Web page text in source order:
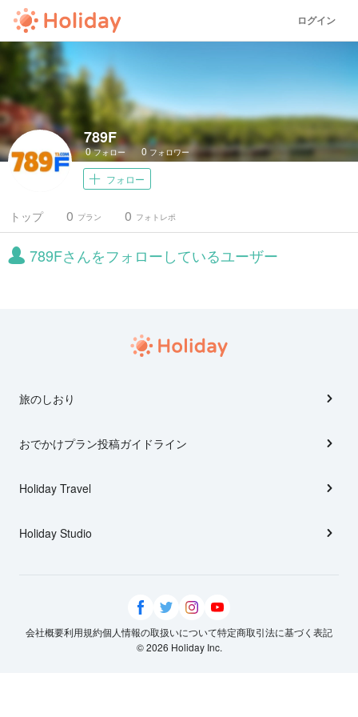
ログイン
789F
0フォロー 0 フォロワー
フォロー
トップ プラン
0 フォトレポ
0
789Fさんをフォローしているユーザー
旅のしおり
おでかけプラン投稿ガイドライン
Holiday Travel
Holiday Studio
会社概要利用規約個人情報の取扱いについて特定商取引法に基づく表記
© 2026 Holiday Inc.